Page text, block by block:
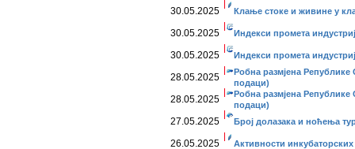
30.05.2025 Клање стоке и живине у
30.05.2025 Индекси промета
30.05.2025 Индекси промета
28.05.2025
Робна размјена
подаци)
28.05.2025
Робна размјена
подаци)
27.05.2025 Број долазака и ноћења
26.05.2025 Активности